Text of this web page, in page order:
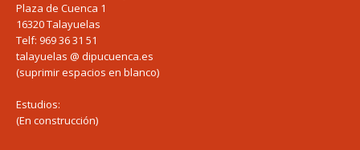
Plaza de Cuenca 1
16320 Talayuelas
Telf: 969 36 31 51
talayuelas @ dipucuenca.es
(suprimir espacios en blanco)
Estudios:
(En construcción)